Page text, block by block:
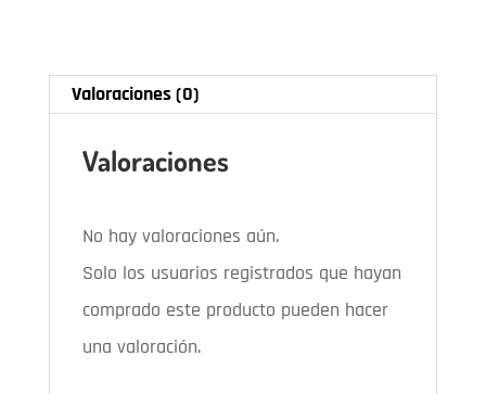
Valoraciones (0)
Valoraciones
No hay valoraciones aún.
Solo los usuarios registrados que hayan
comprado este producto pueden hacer
una valoración.